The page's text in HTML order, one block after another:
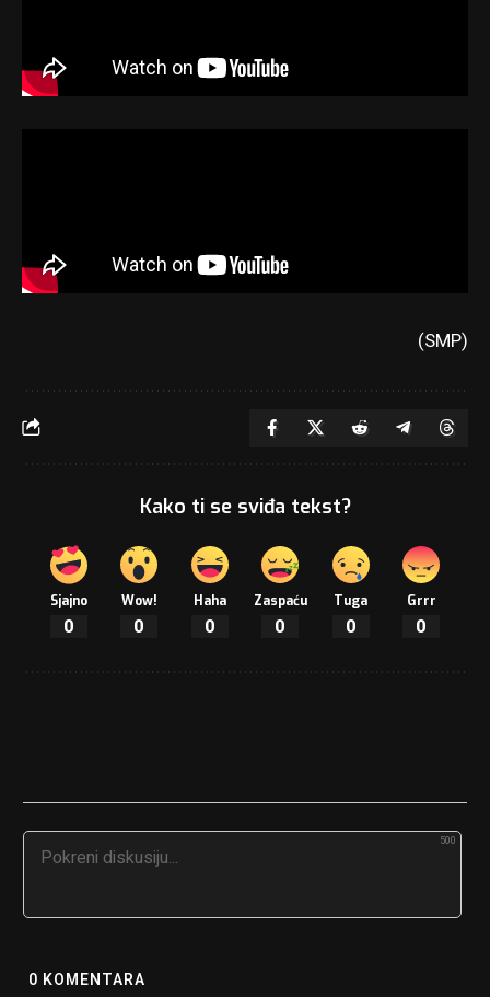
(SMP)
Kako ti se sviđa tekst?
Sjajno
0
Wow!
0
Haha
0
Zaspaću
0
Tuga
0
Grrr
0
500
0 KOMENTARA